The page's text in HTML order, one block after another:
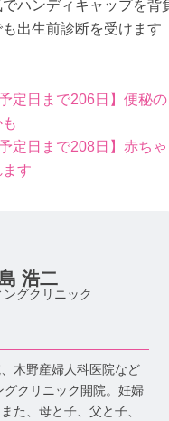
ハンディキャップを背
出生前診断を受けます
定日まで206日】便秘の
定日まで208日】赤ちゃ
す
浩二
グクリニック
木野産婦人科医院など
クリニック開院。妊婦
た、母と子、父と子、